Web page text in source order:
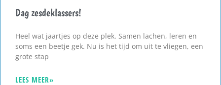
Dag zesdeklassers!
Heel wat jaartjes op deze plek. Samen lachen, leren en
soms een beetje gek. Nu is het tijd om uit te vliegen, een
grote stap
LEES MEER»